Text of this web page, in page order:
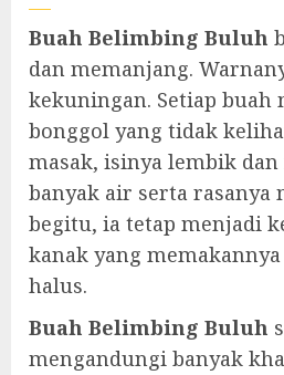
Buah Belimbing Buluh
dan memanjang.
kekuningan. Setiap buah
bonggol yang tidak
masak, isinya lembik
banyak air serta rasanya
begitu, ia tetap menjadi
kanak yang
halus.
Buah Belimbing Buluh
mengandungi banyak